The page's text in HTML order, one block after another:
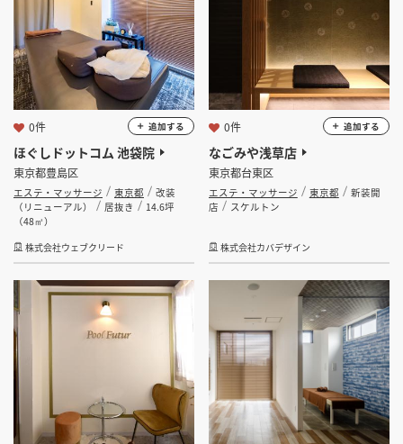
ほぐしドットコム 池袋院
東京都豊島区
エステ・マッサージ 東京都
改装
（リニューアル）
居抜き
14.6坪
（48㎡）
株式会社ウェブクリード
0件 追加する
なごみや浅草店
東京都台東区
エステ・マッサージ 東京都
新装開
店
スケルトン
株式会社カバデザイン
0件 追加する